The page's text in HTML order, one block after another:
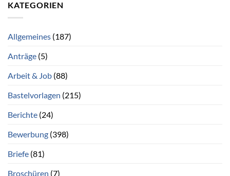
KATEGORIEN
Allgemeines (187)
Anträge (5)
Arbeit & Job (88)
Bastelvorlagen (215)
Berichte (24)
Bewerbung (398)
Briefe (81)
Broschüren (7)